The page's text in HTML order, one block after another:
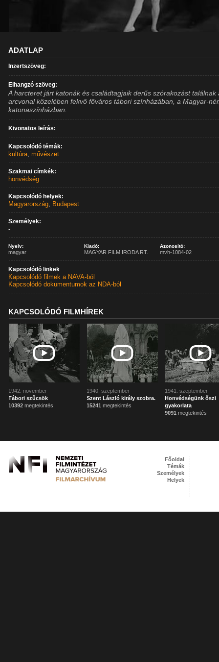
ADATLAP
Inzertszöveg:
Elhangzó szöveg:
A harcteret járt katonák és családtagjaik derűs szórakozást találnak
arcvonal közelében fekvő főváros tábori színházában, a Magyar-
katonaszínházban.
Kivonatos leírás:
Kapcsolódó témák:
kultúra,művészet
Szakmai címkék:
honvédség
Kapcsolódó helyek:
Magyarország, Budapest
Személyek:
-
Nyelv:
magyar
Kiadó:
MAGYAR FILM IRODA RT.
Azonosító:
mvh-1084-02
Kapcsolódó linkek
Kapcsolódó filmek a NAVA-ból
Kapcsolódó dokumentumok az NDA-ból
KAPCSOLÓDÓ FILMHÍREK
1942. november
Tábori szűcsök
10392 megtekintés
1940. szeptember
Szent László király szobra.
15241 megtekintés
1941. szeptember
Honvédségünk őszi
gyakorlata
9091 megtekintés
Főoldal
Témák
Személyek
Helyek